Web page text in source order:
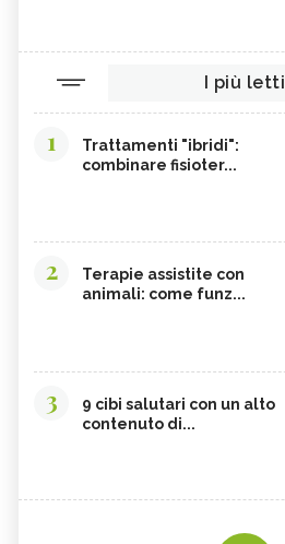
I più letti
1
Trattamenti "ibridi":
combinare fisioter...
2
Terapie assistite con
animali: come funz...
3
9 cibi salutari con un alto
contenuto di...